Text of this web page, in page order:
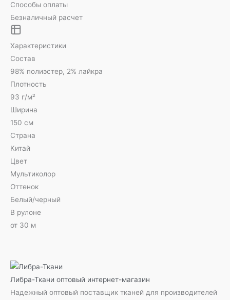
Способы оплаты
Безналичный расчет
Характеристики
Состав
98% полиэстер, 2% лайкра
Плотность
93 г/м²
Ширина
150 см
Страна
Китай
Цвет
Мультиколор
Оттенок
Белый/черный
В рулоне
от 30 м
Либра-Ткани оптовый интернет-магазин
Надежный оптовый поставщик тканей для производителей